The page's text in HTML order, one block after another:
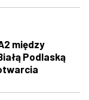
między
Podlaską